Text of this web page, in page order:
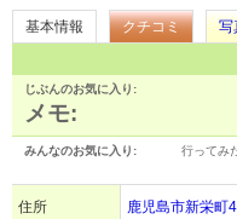
基本情報 クチコミ 写
じぶんのお気に入り:
メモ:
みんなのお気に入り: 行ってみ
住所 鹿児島市新栄町